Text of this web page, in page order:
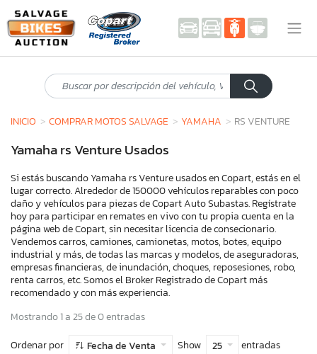
INICIO COMPRAR MOTOS SALVAGE YAMAHA RS VENTURE
Yamaha rs Venture Usados
Si estás buscando Yamaha rs Venture usados en Copart, estás en el
lugar correcto. Alrededor de 150000 vehículos reparables con poco
daño y vehículos para piezas de Copart Auto Subastas. Regístrate
hoy para participar en remates en vivo con tu propia cuenta en la
página web de Copart, sin necesitar licencia de consecionario.
Vendemos carros, camiones, camionetas, motos, botes, equipo
industrial y más, de todas las marcas y modelos, de aseguradoras,
empresas financieras, de inundación, choques, reposesiones, robo,
renta carros, etc. Somos el Broker Registrado de Copart más
recomendado y con más experiencia.
Mostrando 1 a 25 de 0 entradas
Ordenar por
Fecha de Venta Show 25 entradas